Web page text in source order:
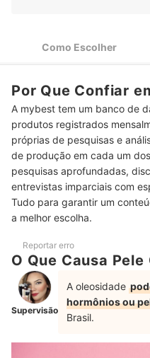
Escolha Textura e
4
Escolha a Base para
Adequada para o
5
Para Uma Camada
Oleosa com Proteção
Top 10 Melhores Bases para
Como Aplicar a Base para Pele
Veja Como Fazer a Base Durar
Perguntas Frequentes Sobre
O Que Diminui a Oleosidade do
Como Saber se Minha Base é
Por Que Quando Passo Base,
Como Escolher
Por Que Confiar
A mybest tem um banco de
produtos registrados
próprias de pesquisas e
de produção em cada um
pesquisas aprofundadas,
entrevistas imparciais com
Tudo para garantir um
a melhor escolha.
Reportar erro
O Que Causa Pele
Supervisão
A oleosidade
hormônios ou
Brasil.